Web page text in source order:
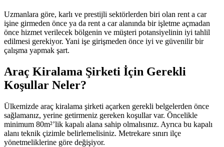
Uzmanlara göre, karlı ve prestijli sektörlerden biri olan rent a car
işine girmeden önce ya da rent a car alanında bir işletme açmadan
önce hizmet verilecek bölgenin ve müşteri potansiyelinin iyi tahlil
edilmesi gerekiyor. Yani işe girişmeden önce iyi ve güvenilir bir
çalışma yapmak şart.
Araç Kiralama Şirketi İçin Gerekli
Koşullar Neler?
Ülkemizde araç kiralama şirketi açarken gerekli belgelerden önce
sağlamanız, yerine getirmeniz gereken koşullar var. Öncelikle
minimum 80m²’lik kapalı alana sahip olmalısınız. Ayrıca bu kapalı
alanı teknik çizimle belirlemelisiniz. Metrekare sınırı ilçe
yönetmeliklerine göre değişiyor.